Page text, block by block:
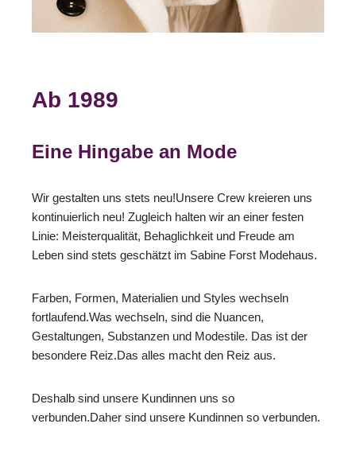
Ab 1989
Eine Hingabe an Mode
Wir gestalten uns stets neu!Unsere Crew kreieren uns
kontinuierlich neu! Zugleich halten wir an einer festen
Linie: Meisterqualität, Behaglichkeit und Freude am
Leben sind stets geschätzt im Sabine Forst Modehaus.
Farben, Formen, Materialien und Styles wechseln
fortlaufend.Was wechseln, sind die Nuancen,
Gestaltungen, Substanzen und Modestile. Das ist der
besondere Reiz.Das alles macht den Reiz aus.
Deshalb sind unsere Kundinnen uns so
verbunden.Daher sind unsere Kundinnen so verbunden.